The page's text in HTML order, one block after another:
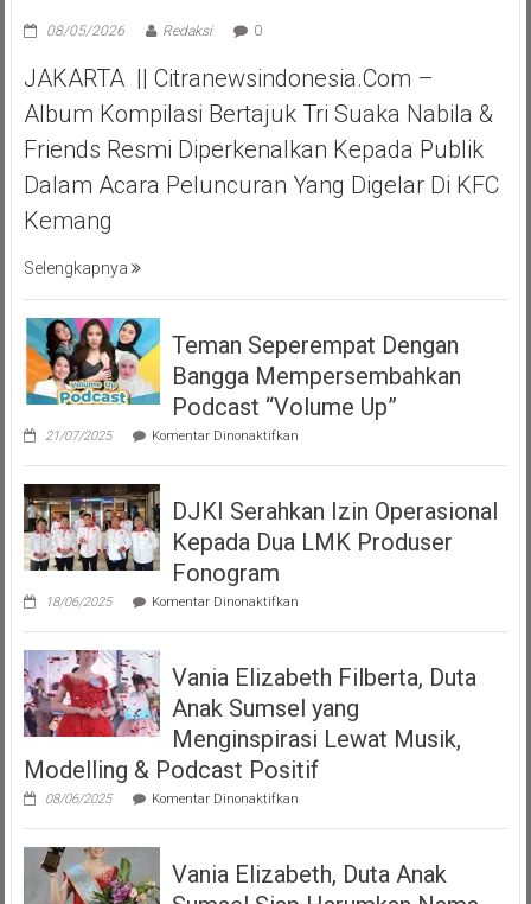
08/05/2026 Redaksi 0
JAKARTA || Citranewsindonesia.com –
Album Kompilasi Bertajuk Tri Suaka Nabila &
Friends Resmi Diperkenalkan Kepada Publik
Dalam Acara Peluncuran Yang Digelar Di KFC
Kemang
Selengkapnya
Teman Seperempat Dengan
Bangga Mempersembahkan
Podcast “Volume Up”
21/07/2025 Komentar Dinonaktifkanpada
Seperempat
Bangga
Mempersembahkan
Podcast
DJKI Serahkan Izin Operasional
Kepada Dua LMK Produser
Fonogram
18/06/2025 Komentar Dinonaktifkanpada
Serahkan
Operasional
Kepada
Dua
LMK
Produser
Fonogram
Vania Elizabeth Filberta, Duta
Anak Sumsel yang
Menginspirasi Lewat Musik,
Modelling & Podcast Positif
08/06/2025 Komentar Dinonaktifkanpada
Elizabeth
Duta
Anak
Vania Elizabeth, Duta Anak